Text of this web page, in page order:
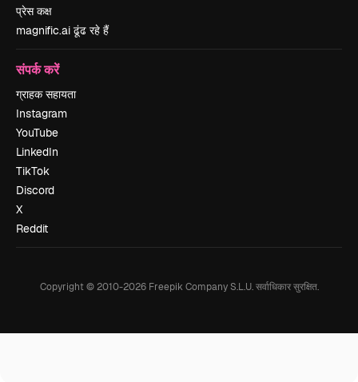
प्रेस कक्ष
magnific.ai ढूंढ रहे हैं
संपर्क करें
ग्राहक सहायता
Instagram
YouTube
LinkedIn
TikTok
Discord
X
Reddit
Copyright © 2010-2026Freepik Company S.L.U. सर्वाधिकार सुरक्षित.